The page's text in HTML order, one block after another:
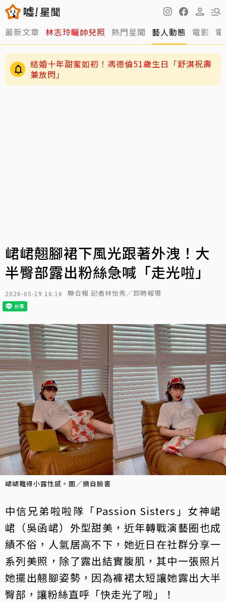
最新文章 林志玲曬帥兒照 熱門星聞 藝人動態 電影
結婚十年甜蜜如初！馮德倫51歲生日「舒淇祝壽
兼放閃」
峮峮翹腳裙下風光跟著外洩！大
半臀部露出粉絲急喊「走光啦」
2026-05-19 16:16 聯合報 記者林怡秀／即時報導
峮峮難得小露性感。圖／摘自臉書
中信兄弟啦啦隊「Passion Sisters」女神峮
峮（吳函峮）外型甜美，近年轉戰演藝圈也成
績不俗，人氣居高不下，她近日在社群分享一
系列美照，除了露出結實腹肌，其中一張照片
她擺出翹腳姿勢，因為褲裙太短讓她露出大半
臀部，讓粉絲直呼「快走光了啦」！